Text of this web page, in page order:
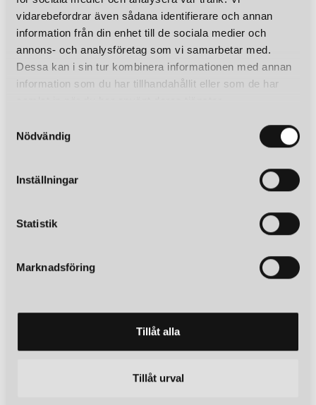
vidarebefordrar även sådana identifierare och annan
information från din enhet till de sociala medier och
annons- och analysföretag som vi samarbetar med.
Dessa kan i sin tur kombinera informationen med annan
information som du har tillhandahållit eller som de har
Nödvändig
Inställningar
Statistik
Marknadsföring
Tillåt alla
Tillåt urval